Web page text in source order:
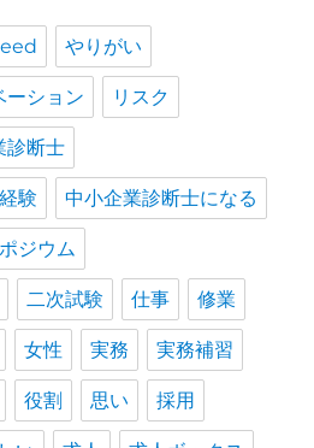
やりがい
ーション リスク
診断士
験 中小企業診断士になる
ジウム
二次試験 仕事 修業
女性 実務 実務補習
役割 思い 採用